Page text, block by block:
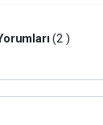
(2 )